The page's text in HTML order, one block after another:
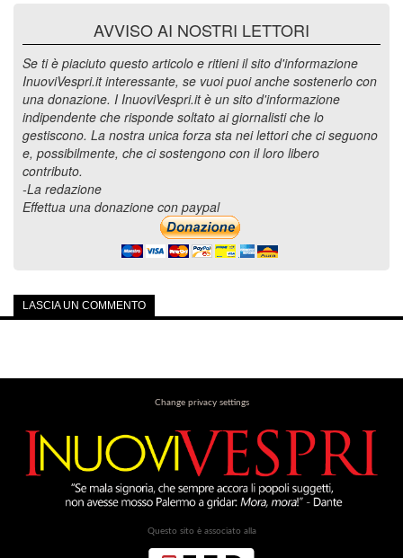
AVVISO AI NOSTRI LETTORI
Se ti è piaciuto questo articolo e ritieni il sito d'informazione
InuoviVespri.it interessante, se vuoi puoi anche sostenerlo con
una donazione. I InuoviVespri.it è un sito d'informazione
indipendente che risponde soltato ai giornalisti che lo
gestiscono. La nostra unica forza sta nei lettori che ci seguono
e, possibilmente, che ci sostengono con il loro libero
contributo.
-La redazione
Effettua una donazione con paypal
LASCIA UN COMMENTO
Change privacy settings
Questo sito è associato alla